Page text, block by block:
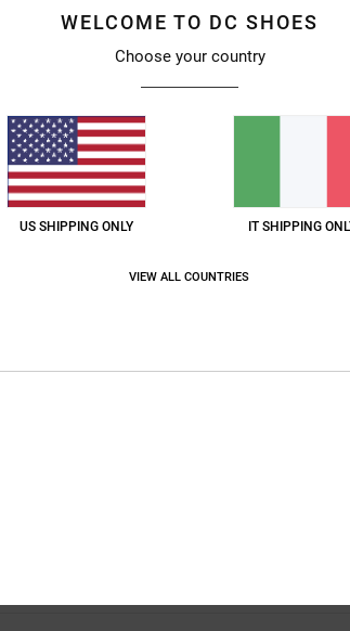
WELCOME TO DC SHOES
Choose your country
US SHIPPING ONLY IT SHIPPING
VIEW ALL COUNTRIES